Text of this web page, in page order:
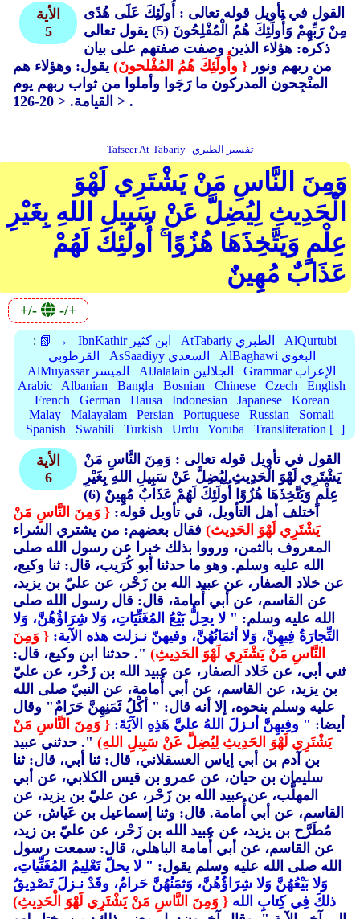
الأية
5
القول في تأويل قوله تعالى : أُولَئِكَ عَلَى هُدًى
مِنْ رَبِّهِمْ وَأُولَئِكَ هُمُ الْمُفْلِحُونَ (5)
يقول تعالى
ذكره: هؤلاء الذين وصفت صفتهم على بيان
من ربهم ونور { وأُولَئِكَ هُمُ المُفْلحونَ) يقول: وهؤلاء هم
المنْجِحون المدركون ما رَجَوا وأملوا من ثواب ربهم يوم
القيامة. < 20-126 > .
Tafseer At-Tabariy تفسير الطبري
وَمِنَ النَّاسِ مَنْ يَشْتَرِي لَهْوَ
الْحَدِيثِ لِيُضِلَّ عَنْ سَبِيلِ اللهِ بِغَيْرِ
عِلْمٍ وَيَتَّخِذَهَا هُزُوًا ۚ أُولَٰئِكَ لَهُمْ
عَذَابٌ مُهِينٌ
+/- -/+
: 📗 → IbnKathir ابن كثير AtTabariy الطبري
AlQurtubi
القرطوبي
AsSaadiyy السعدي
AlBaghawi البغوي
AlMuyassar الميسر
AlJalalain الجلالين
Grammar الإعراب
Arabic
Albanian Bangla Bosnian Chinese Czech
English
French
German Hausa Indonesian Japanese
Korean
Malay
Malayalam Persian Portuguese Russian
Somali
Spanish
Swahili Turkish Urdu Yoruba Transliteration [+]
الأية
6
القول في تأويل قوله تعالى : وَمِنَ النَّاسِ مَنْ
يَشْتَرِي لَهْوَ الْحَدِيثِ لِيُضِلَّ عَنْ سَبِيلِ اللهِ بِغَيْرِ
عِلْمٍ وَيَتَّخِذَهَا هُزُوًا أُولَئِكَ لَهُمْ عَذَابٌ مُهِينٌ (6)
اختلف أهل التأويل، في تأويل قوله: { وَمِنَ النَّاسِ مَنْ
يَشْتَرِي لَهْوَ الحَدِيث) فقال بعضهم: من يشتري الشراء
المعروف بالثمن، ورووا بذلك خبرا عن رسول الله صلى
الله عليه وسلم. وهو ما حدثنا أبو كُرَيب، قال: ثنا وكيع،
عن خلاد الصفار، عن عبيد الله بن زَحْر، عن عليّ بن يزيد،
عن القاسم، عن أبي أُمامة، قال: قال رسول الله صلى
الله عليه وسلم: " لا يحِلُّ بَيْعُ المُغَنِّيَاتِ، وَلا شِرَاؤُهُنَّ، وَلا
التِّجارَةُ فِيهِنَّ، وَلا أثمَانُهُنَّ، وفيهنّ نـزلت هذه الآية: { وَمِنَ
النَّاسِ مَنْ يَشْتَرِي لَهْوَ الحَدِيثِ) ". حدثنا ابن وكيع، قال:
ثني أبي، عن خَلاد الصفار، عن عبيد الله بن زَحْر، عن عليّ
بن يزيد، عن القاسم، عن أبي أُمامة، عن النبيّ صلى الله
عليه وسلم بنحوه، إلا أنه قال: " أكْلُ ثَمَنِهِنَّ حَرَامٌ" وقال
أيضا: " وفِيهِنَّ أنـزلَ اللهُ عليَّ هَذِهِ الآيَةَ: { وَمِنَ النَّاسِ مَنْ
يَشْتَرِي لَهْوَ الحَدِيثِ لِيُضِلَّ عَنْ سَبِيلِ اللهِ) ". حدثني عبيد
بن آدم بن أبي إياس العسقلاني، قال: ثنا أبي، قال: ثنا
سليمان بن حيان، عن عمرو بن قيس الكلابي، عن أبي
المهلَّب، عن عبيد الله بن زَحْر، عن عليّ بن يزيد، عن
القاسم، عن أبي أُمامة. قال: وثنا إسماعيل بن عَياش، عن
مُطَرَّح بن يزيد، عن عبيد الله بن زَحْر، عن عليّ بن زيد،
عن القاسم، عن أبي أُمامة الباهلي، قال: سمعت رسول
الله صلى الله عليه وسلم يقول: " لا يحلّ تَعْلِيمُ المُغَنِّياتِ،
وَلا بَيْعُهُنَّ وَلا شِرَاؤُهُنَّ، وَثمَنُهُنَّ حَرامٌ، وقَدْ نـزلَ تَصْدِيقُ
ذلكَ فِي كِتابِ الله { وَمِنَ النَّاسِ مَنْ يَشْتَرِي لَهْوَ الْحَدِيثِ)